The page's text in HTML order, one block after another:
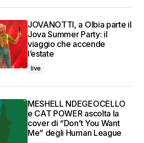
JOVANOTTI, a Olbia parte il
Jova Summer Party: il
viaggio che accende
l’estate
live
MESHELL NDEGEOCELLO
e CAT POWER ascolta la
cover di “Don’t You Want
Me” degli Human League